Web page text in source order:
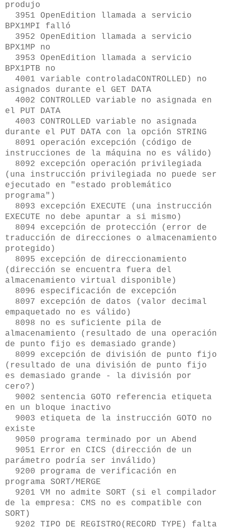
produjo
3951 OpenEdition llamada a servicio
BPX1MPI falló
3952 OpenEdition llamada a servicio
BPX1MP no
3953 OpenEdition llamada a servicio
BPX1PTB no
4001 variable controladaCONTROLLED) no
asignados durante el GET DATA
4002 CONTROLLED variable no asignada en
el PUT DATA
4003 CONTROLLED variable no asignada
durante el PUT DATA con la opción STRING
8091 operación excepción (código de
instrucciones de la máquina no es válido)
8092 excepción operación privilegiada
(una instrucción privilegiada no puede ser
ejecutado en "estado problemático
programa")
8093 excepción EXECUTE (una instrucción
EXECUTE no debe apuntar a si mismo)
8094 excepción de protección (error de
traducción de direcciones o almacenamiento
protegido)
8095 excepción de direccionamiento
(dirección se encuentra fuera del
almacenamiento virtual disponible)
8096 especificación de excepción
8097 excepción de datos (valor decimal
empaquetado no es válido)
8098 no es suficiente pila de
almacenamiento (resultado de una operación
de punto fijo es demasiado grande)
8099 excepción de división de punto fijo
(resultado de una división de punto fijo
es demasiado grande - la división por
cero?)
9002 sentencia GOTO referencia etiqueta
en un bloque inactivo
9003 etiqueta de la instrucción GOTO no
existe
9050 programa terminado por un Abend
9051 Error en CICS (dirección de un
parámetro podría ser inválido)
9200 programa de verificación en
programa SORT/MERGE
9201 VM no admite SORT (si el compilador
de la empresa: CMS no es compatible con
SORT)
9202 TIPO DE REGISTRO(RECORD TYPE) falta